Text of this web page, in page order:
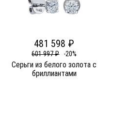
481 598 ₽
601 997 ₽ -20%
Серьги из белого золота c
бриллиантами